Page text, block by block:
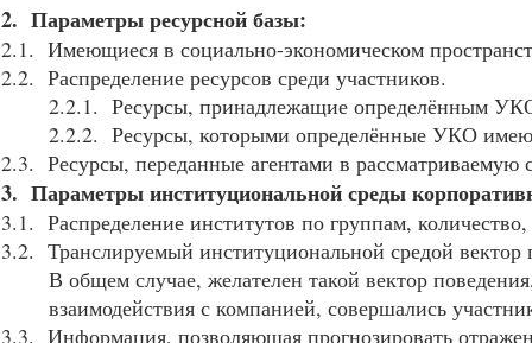
2. Параметры ресурсной базы:
2.1. Имеющиеся в социально-экономическом
2.2. Распределение ресурсов среди участников.
2.2.1. Ресурсы, принадлежащие определённым
2.2.2. Ресурсы, которыми определённые УКО
2.3. Ресурсы, переданные агентами в рассматриваемую
3. Параметры институциональной среды
3.1. Распределение институтов по группам,
3.2. Транслируемый институциональной средой вектор
В общем случае, желателен такой вектор
взаимодействия с компанией, совершались
3.3. Информация, позволяющая